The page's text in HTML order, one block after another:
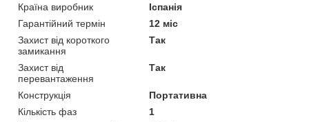
Країна виробник
Іспанія
Гарантійний термін
12 міс
Захист від короткого
замикання
Так
Захист від
перевантаження
Так
Конструкція
Портативна
Кількість фаз
1